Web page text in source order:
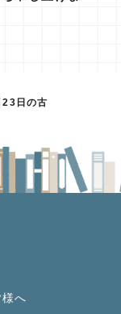
日の古
へ